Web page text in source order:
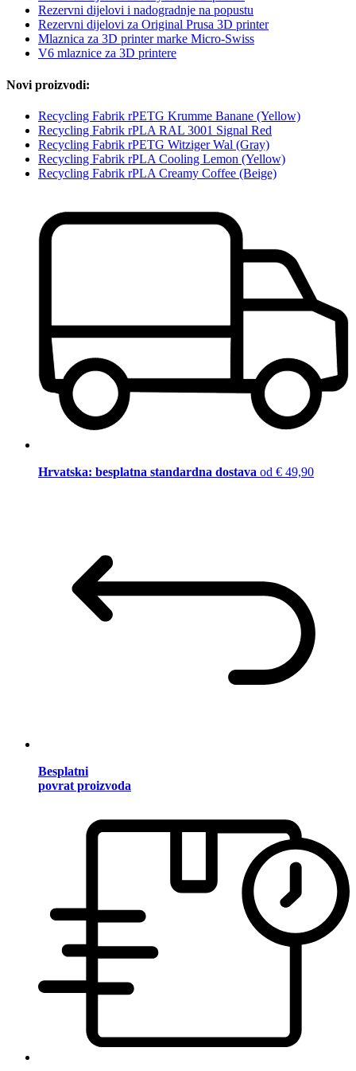
Rezervni dijelovi i nadogradnje na popustu
Rezervni dijelovi za Original Prusa 3D printer
Mlaznica za 3D printer marke Micro-Swiss
V6 mlaznice za 3D printere
Novi proizvodi:
Recycling Fabrik rPETG Krumme Banane (Yellow)
Recycling Fabrik rPLA RAL 3001 Signal Red
Recycling Fabrik rPETG Witziger Wal (Gray)
Recycling Fabrik rPLA Cooling Lemon (Yellow)
Recycling Fabrik rPLA Creamy Coffee (Beige)
Hrvatska: besplatna standardna dostava od € 49,90
Besplatni
povrat proizvoda